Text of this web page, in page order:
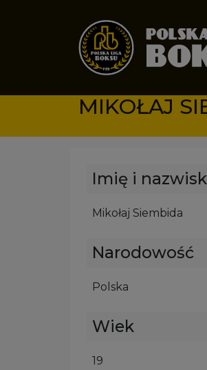
MIKOŁAJ
Imię i
Mikołaj Siembida
Narodowość
Polska
Wiek
19